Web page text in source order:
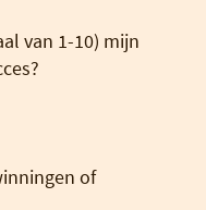
van 1-10) mijn
of